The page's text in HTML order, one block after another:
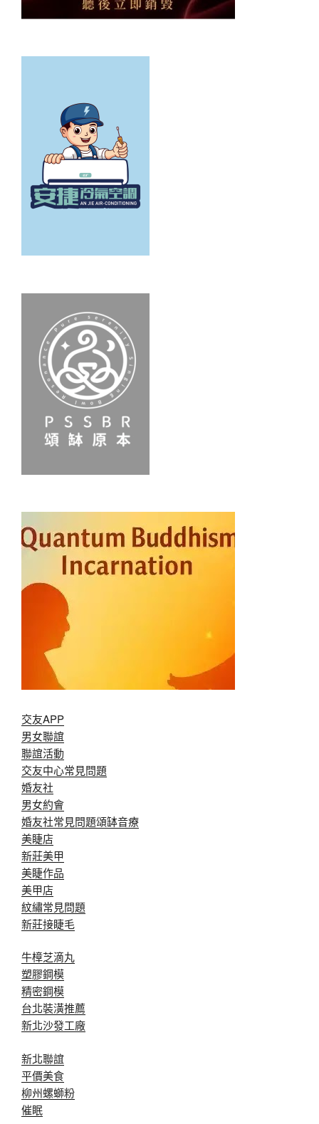
交友APP
男女聯誼
聯誼活動
交友中心常見問題
婚友社
男女約會
婚友社常見問題頌缽音療
美睫店
新莊美甲
美睫作品
美甲店
紋繡常見問題
新莊接睫毛
牛樟芝滴丸
塑膠鋼模
精密鋼模
台北裝潢推薦
新北沙發工廠
新北聯誼
平價美食
柳州螺螄粉
催眠